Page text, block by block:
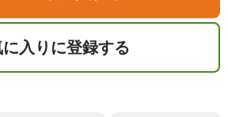
に入りに登録する